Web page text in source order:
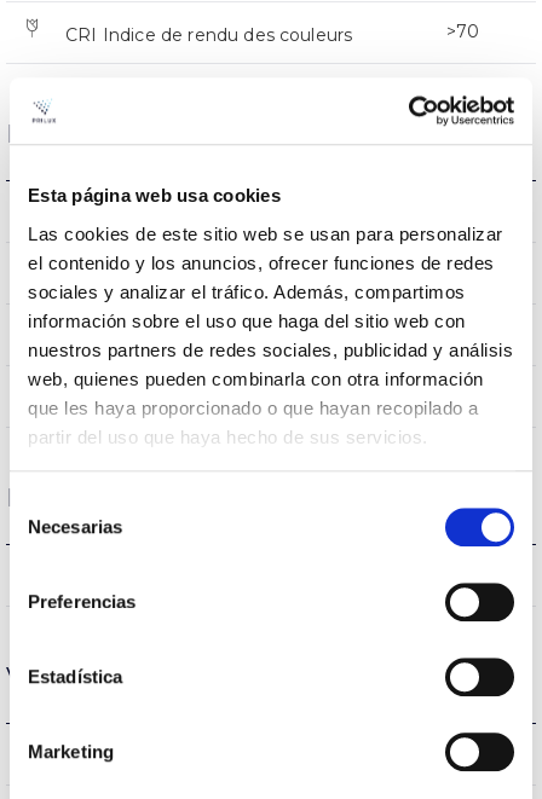
Esta página web usa cookies
Las cookies de este sitio web se usan para personalizar
el contenido y los anuncios, ofrecer funciones de redes
sociales y analizar el tráfico. Además, compartimos
información sobre el uso que haga del sitio web con
nuestros partners de redes sociales, publicidad y análisis
web, quienes pueden combinarla con otra información
que les haya proporcionado o que hayan recopilado a
partir del uso que haya hecho de sus servicios.
Selección
Necesarias
Preferencias
Estadística
Marketing
CRI Indice de rendu des couleurs >70
Logement et finition
Indice d’étanchéité IP IP66
RAL9007
Corps
Performance
Vie
Heures de vie L70B50 >50.000h